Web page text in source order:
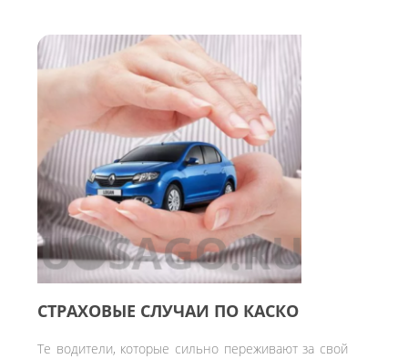
СТРАХОВЫЕ СЛУЧАИ ПО КАСКО
Те водители, которые сильно переживают за свой